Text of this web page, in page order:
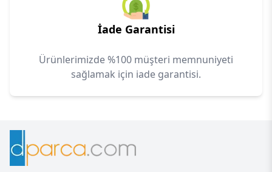
İade Garantisi
Ürünlerimizde %100 müşteri memnuniyeti
sağlamak için iade garantisi.